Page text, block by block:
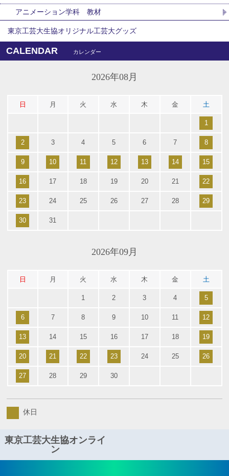
アニメーション学科 教材
東京工芸大生協オリジナル工芸大グッズ
CALENDAR カレンダー
2026年08月
日 月 火 水 木 金 土
1
2 3 4 5 6 7 8
9 10 11 12 13 14 15
16 17 18 19 20 21 22
23 24 25 26 27 28 29
30 31
2026年09月
日 月 火 水 木 金 土
1 2 3 4 5
6 7 8 9 10 11 12
13 14 15 16 17 18 19
20 21 22 23 24 25 26
27 28 29 30
休日
東京工芸大生協オンライ
ン